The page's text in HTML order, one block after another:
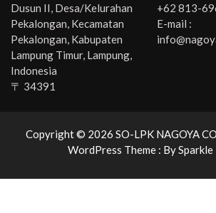
Dusun II, Desa/Kelurahan
Pekalongan, Kecamatan
Pekalongan, Kabupaten
Lampung Timur, Lampung,
Indonesia
〒 34391
+62 813-
E-mail :
Copyright © 2026 SO-LPK NAGOYA
WordPress Theme : BySparkle